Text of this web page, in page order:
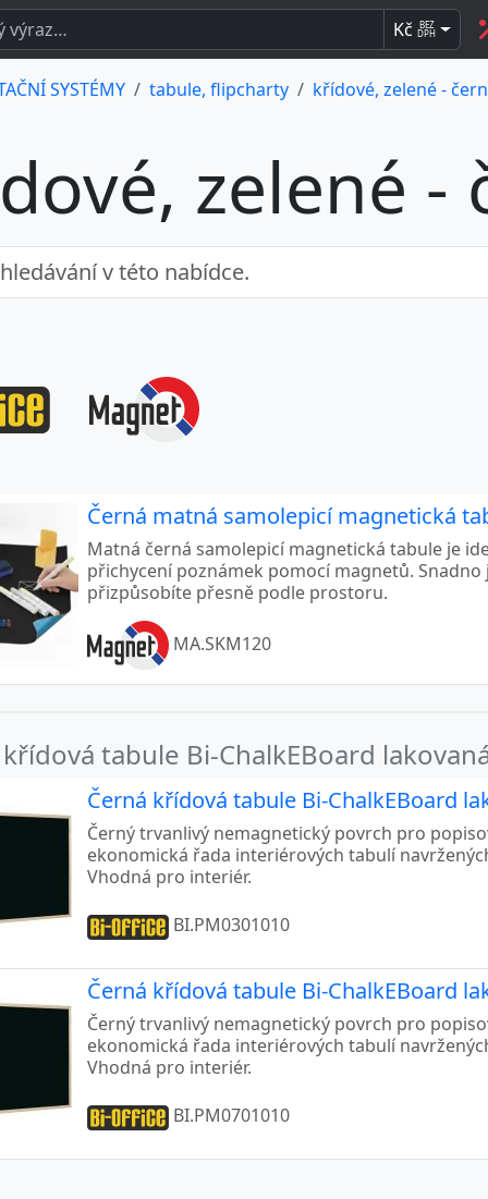
Kč BEZ
DPH
SYSTÉMY tabule, flipcharty křídové, zelené -
zelené -
Černá matná samolepicí magnetická
Matná černá samolepicí magnetická tabule je
přichycení poznámek pomocí magnetů.
přizpůsobíte přesně podle prostoru.
MA.SKM120
tabule Bi-ChalkEBoard
Černá křídová tabule Bi-ChalkEBoard
Černý trvanlivý nemagnetický povrch pro
ekonomická řada interiérových tabulí
Vhodná pro interiér.
BI.PM0301010
Černá křídová tabule Bi-ChalkEBoard
Černý trvanlivý nemagnetický povrch pro
ekonomická řada interiérových tabulí
Vhodná pro interiér.
BI.PM0701010